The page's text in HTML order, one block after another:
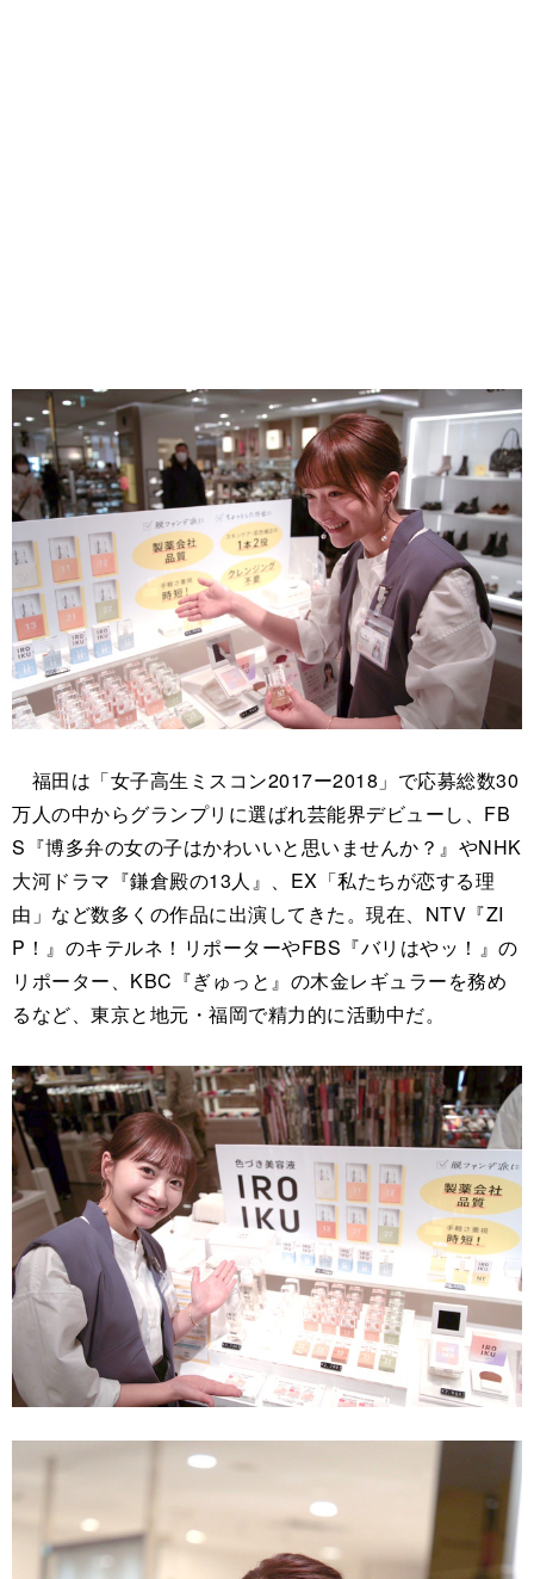
福田は「女子高生ミスコン2017ー2018」で応募総数30
万人の中からグランプリに選ばれ芸能界デビューし、FB
S『博多弁の女の子はかわいいと思いませんか？』やNHK
大河ドラマ『鎌倉殿の13人』、EX「私たちが恋する理
由」など数多くの作品に出演してきた。現在、NTV『ZI
P！』のキテルネ！リポーターやFBS『バリはやッ！』の
リポーター、KBC『ぎゅっと』の木金レギュラーを務め
るなど、東京と地元・福岡で精力的に活動中だ。